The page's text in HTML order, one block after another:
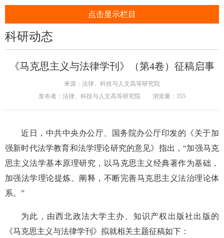
点击显示栏目
科研动态
《马克思主义与法律学刊》（第4卷）征稿启事
来源：法律、科技与人文高等研究院
发布者：法律、科技与人文高等研究院
浏览量： 355
近日，中共中央办公厅、国务院办公厅印发的《关于加
强新时代法学教育和法学理论研究的意见》指出，“加强马克
思主义法学基本原理研究，以马克思主义经典著作为基础，
加强法学理论提炼、阐释，不断完善马克思主义法治理论体
系。”
为此，由西北政法大学主办、知识产权出版社出版的
《马克思主义与法律学刊》拟就相关主题征稿如下：